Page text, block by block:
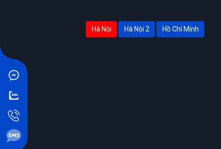
Hà Nội Hà Nội 2 Hồ Chí Minh